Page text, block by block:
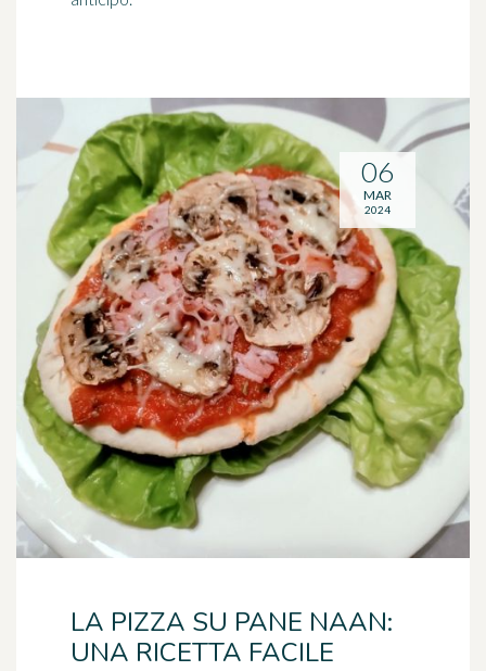
LA PIZZA SU PANE NAAN:
UNA RICETTA FACILE
06
MAR
2024